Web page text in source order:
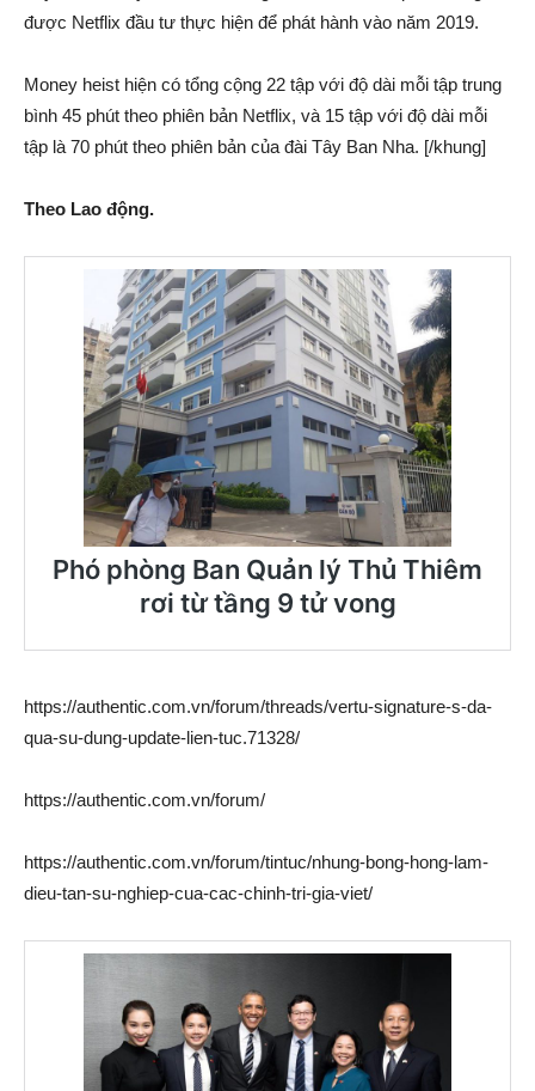
được Netflix đầu tư thực hiện để phát hành vào năm 2019.
Money heist hiện có tổng cộng 22 tập với độ dài mỗi tập trung
bình 45 phút theo phiên bản Netflix, và 15 tập với độ dài mỗi
tập là 70 phút theo phiên bản của đài Tây Ban Nha. [/khung]
Theo Lao động.
https://authentic.com.vn/forum/threads/vertu-signature-s-da-
qua-su-dung-update-lien-tuc.71328/
https://authentic.com.vn/forum/
https://authentic.com.vn/forum/tintuc/nhung-bong-hong-lam-
dieu-tan-su-nghiep-cua-cac-chinh-tri-gia-viet/